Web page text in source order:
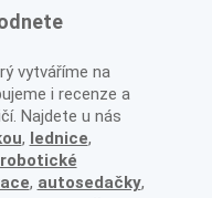
vytváříme na
i recenze a
Najdete u nás
, lednice,
robotické
, autosedačky,